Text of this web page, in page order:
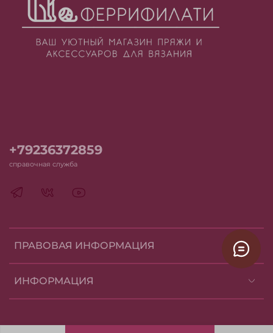
ПРАВОВАЯ ИНФОРМАЦИЯ
ИНФОРМАЦИЯ
+79236372859
справочная служба